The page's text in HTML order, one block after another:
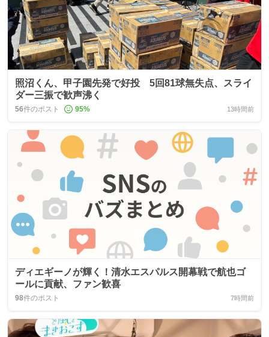
照沼くん、甲子園先発で好投 5回81球無失点、スライ
ダー三振で歓声沸く
56件のポスト 95% 13時間前
ディエギーノが輝く！清水エスパルス開幕戦で航也ゴ
ールに貢献、ファン歓喜
98件のポスト 7時間前